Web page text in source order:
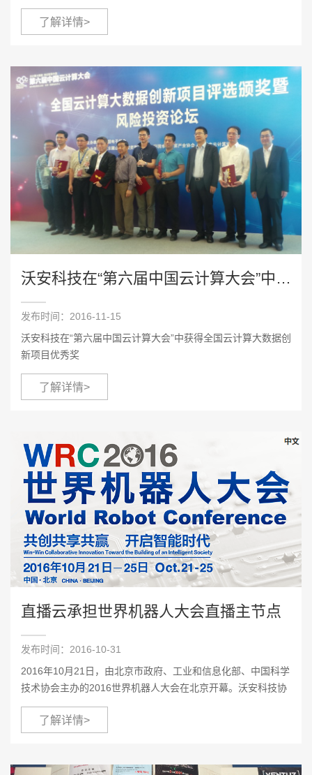
手机视频直播以及移动流媒体解决方案提供商，应邀积极参与
了软博会并取得良好成果；在举办方创办的软件创新奖项评
了解详情>
沃安科技在“第六届中国云计算大会”中获得全国云计算大数据创新项目优秀奖
发布时间：2016-11-15
沃安科技在“第六届中国云计算大会”中获得全国云计算大数据创
新项目优秀奖
了解详情>
直播云承担世界机器人大会直播主节点
发布时间：2016-10-31
2016年10月21日，由北京市政府、工业和信息化部、中国科学
技术协会主办的2016世界机器人大会在北京开幕。沃安科技协
同合作伙伴，利用直播云平台承担大会的直播主节点工作，通
过现场摄像，将视频流推送到直播云主节点，然后由直播云
了解详情>